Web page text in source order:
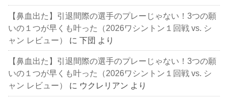
【鼻血出た】引退間際の選手のプレーじゃない！3つの願
いの１つが早くも叶った（2026ワシントン１回戦 vs. シ
ャン レビュー）
に下団 より
【鼻血出た】引退間際の選手のプレーじゃない！3つの願
いの１つが早くも叶った（2026ワシントン１回戦 vs. シ
ャン レビュー）
に ウクレリアン より